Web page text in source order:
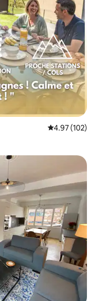
從 102 則評價
4.97 (102)